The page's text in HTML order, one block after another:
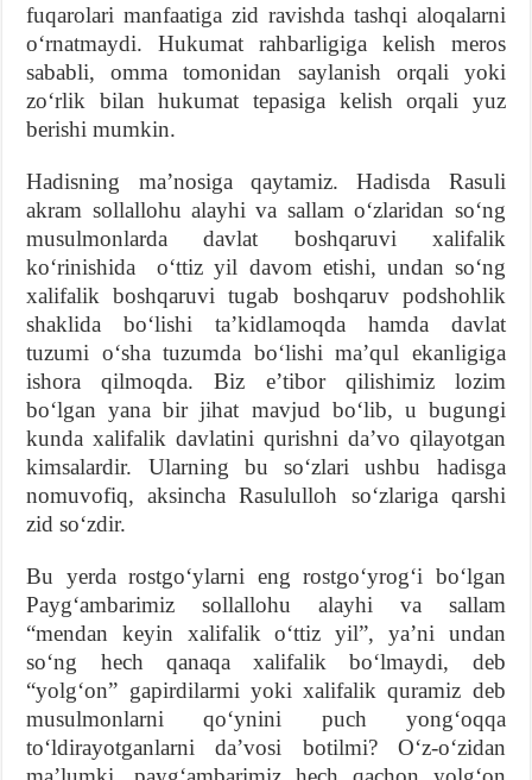
fuqarolari manfaatiga zid ravishda tashqi aloqalarni
oʻrnatmaydi. Hukumat rahbarligiga kelish meros
sababli, omma tomonidan saylanish orqali yoki
zoʻrlik bilan hukumat tepasiga kelish orqali yuz
berishi mumkin.
Hadisning maʼnosiga qaytamiz. Hadisda Rasuli
akram sollallohu alayhi va sallam oʻzlaridan soʻng
musulmonlarda davlat boshqaruvi xalifalik
koʻrinishida oʻttiz yil davom etishi, undan soʻng
xalifalik boshqaruvi tugab boshqaruv podshohlik
shaklida boʻlishi taʼkidlamoqda hamda davlat
tuzumi oʻsha tuzumda boʻlishi maʼqul ekanligiga
ishora qilmoqda. Biz eʼtibor qilishimiz lozim
boʻlgan yana bir jihat mavjud boʻlib, u bugungi
kunda xalifalik davlatini qurishni daʼvo qilayotgan
kimsalardir. Ularning bu soʻzlari ushbu hadisga
nomuvofiq, aksincha Rasululloh soʻzlariga qarshi
zid soʻzdir.
Bu yerda rostgoʻylarni eng rostgoʻyrogʻi boʻlgan
Paygʻambarimiz sollallohu alayhi va sallam
“mendan keyin xalifalik oʻttiz yil”, yaʼni undan
soʻng hech qanaqa xalifalik boʻlmaydi, deb
“yolgʻon” gapirdilarmi yoki xalifalik quramiz deb
musulmonlarni qoʻynini puch yongʻoqqa
toʻldirayotganlarni daʼvosi botilmi? Oʻz-oʻzidan